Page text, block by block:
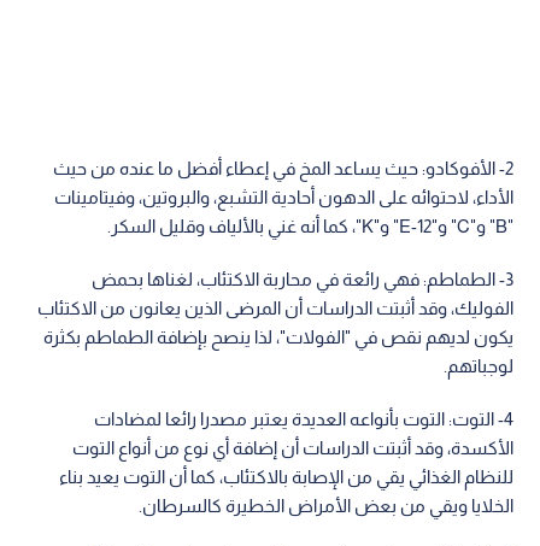
2- الأفوكادو: حيث يساعد المخ في إعطاء أفضل ما عنده من حيث
الأداء، لاحتوائه على الدهون أحادية التشبع، والبروتين، وفيتامينات
"B" و"C" و"E-12" و"K"، كما أنه غني بالألياف وقليل السكر.
3- الطماطم: فهي رائعة في محاربة الاكتئاب، لغناها بحمض
الفوليك، وقد أثبتت الدراسات أن المرضى الذين يعانون من الاكتئاب
يكون لديهم نقص في "الفولات"، لذا ينصح بإضافة الطماطم بكثرة
لوجباتهم.
4- التوت: التوت بأنواعه العديدة يعتبر مصدرا رائعا لمضادات
الأكسدة، وقد أثبتت الدراسات أن إضافة أي نوع من أنواع التوت
للنظام الغذائي يقي من الإصابة بالاكتئاب، كما أن التوت يعيد بناء
الخلايا ويقي من بعض الأمراض الخطيرة كالسرطان.